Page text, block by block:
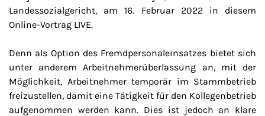
Landessozialgericht, am 16. Februar 2022 in diesem
Online-Vortrag LIVE.
Denn als Option des Fremdpersonaleinsatzes bietet sich
unter anderem Arbeitnehmerüberlassung an, mit der
Möglichkeit, Arbeitnehmer temporär im Stammbetrieb
freizustellen, damit eine Tätigkeit für den Kollegenbetrieb
aufgenommen werden kann. Dies ist jedoch an klare